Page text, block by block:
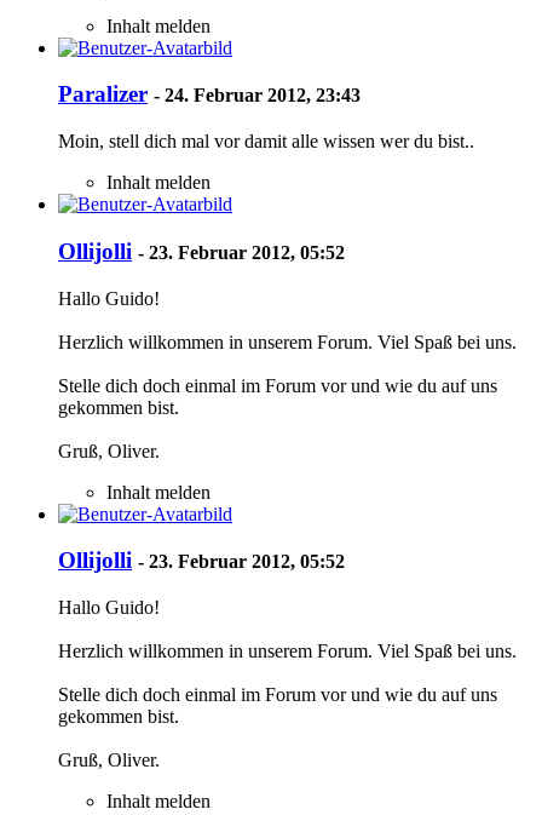
Inhalt melden
Paralizer - 24. Februar 2012, 23:43
Moin, stell dich mal vor damit alle wissen wer du bist..
Inhalt melden
Ollijolli - 23. Februar 2012, 05:52
Hallo Guido!
Herzlich willkommen in unserem Forum. Viel Spaß bei uns.
Stelle dich doch einmal im Forum vor und wie du auf uns
gekommen bist.
Gruß, Oliver.
Inhalt melden
Ollijolli - 23. Februar 2012, 05:52
Hallo Guido!
Herzlich willkommen in unserem Forum. Viel Spaß bei uns.
Stelle dich doch einmal im Forum vor und wie du auf uns
gekommen bist.
Gruß, Oliver.
Inhalt melden